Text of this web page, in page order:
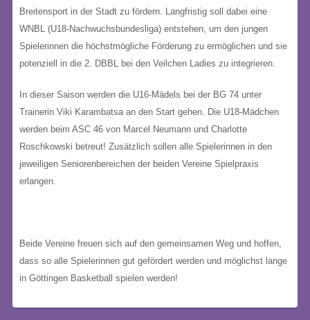
Breitensport in der Stadt zu fördern. Langfristig soll dabei eine
WNBL (U18-Nachwuchsbundesliga) entstehen, um den jungen
Spielerinnen die höchstmögliche Förderung zu ermöglichen und sie
potenziell in die 2. DBBL bei den Veilchen Ladies zu integrieren.
In dieser Saison werden die U16-Mädels bei der BG 74 unter
Trainerin Viki Karambatsa an den Start gehen. Die U18-Mädchen
werden beim ASC 46 von Marcel Neumann und Charlotte
Roschkowski betreut! Zusätzlich sollen alle Spielerinnen in den
jeweiligen Seniorenbereichen der beiden Vereine Spielpraxis
erlangen.
Beide Vereine freuen sich auf den gemeinsamen Weg und hoffen,
dass so alle Spielerinnen gut gefördert werden und möglichst lange
in Göttingen Basketball spielen werden!